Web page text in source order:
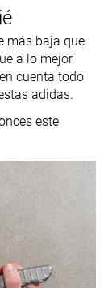
más baja que
a lo mejor
cuenta todo
adidas.
este